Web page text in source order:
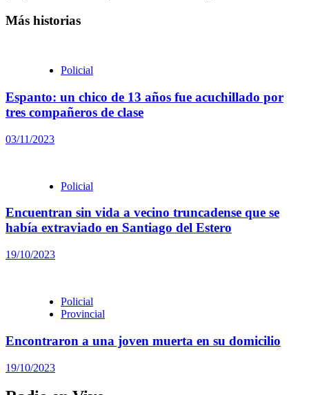
Más historias
Policial
Espanto: un chico de 13 años fue acuchillado por
tres compañeros de clase
03/11/2023
Policial
Encuentran sin vida a vecino truncadense que se
había extraviado en Santiago del Estero
19/10/2023
Policial
Provincial
Encontraron a una joven muerta en su domicilio
19/10/2023